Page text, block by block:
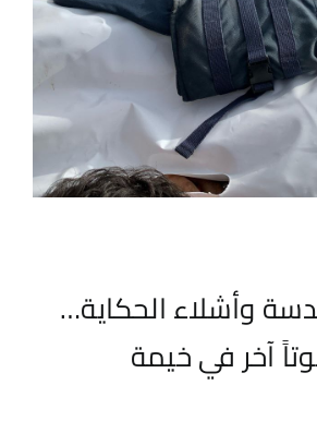
وأشلاء الحكاية…
آخر في خيمة